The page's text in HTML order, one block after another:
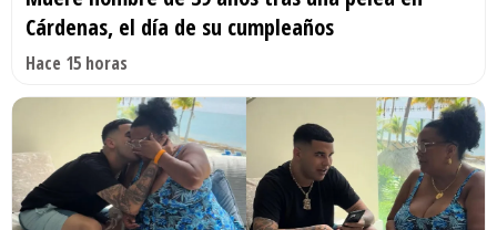
Cárdenas, el día de su cumpleaños
Hace 15 horas